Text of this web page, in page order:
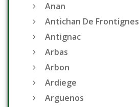
Anan
Antichan De Frontignes
Antignac
Arbas
Arbon
Ardiege
Arguenos